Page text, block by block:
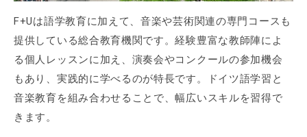
F+Uは語学教育に加えて、音楽や芸術関連の専門コースも
提供している総合教育機関です。経験豊富な教師陣によ
る個人レッスンに加え、演奏会やコンクールの参加機会
もあり、実践的に学べるのが特長です。ドイツ語学習と
音楽教育を組み合わせることで、幅広いスキルを習得で
きます。